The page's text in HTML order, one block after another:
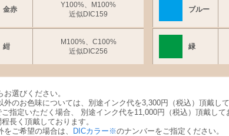
金赤
Y100%、M100%
近似DIC159
紺
M100%、C100%
近似DIC256
ブルー
緑
選びください。
外のお色味については、別途インク代を3,300円（税込）頂戴し
指定いただく場合、 別途インク代を11,000円（税込）頂戴して
長く頂戴しております。
をご希望の場合は、
DICカラー※のナンバーをご指定ください。